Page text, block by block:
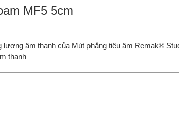
MF5 5cm
lượng âm thanh của Mút phẳng tiêu âm Remak®
thanh